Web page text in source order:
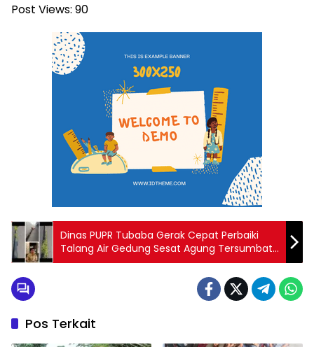
Post Views: 90
Dinas PUPR Tubaba Gerak Cepat Perbaiki
Talang Air Gedung Sesat Agung Tersumbat
Kotoran Lumut
Pos Terkait